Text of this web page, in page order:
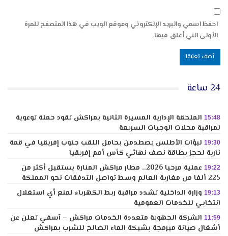
احفظ اسمي والبريد الإلكتروني وموقع الويب في هذا المتصفح للمرة
الأولى التي أعلق فيها.
24 ساعة
15:48 الملحقة الإدارية المسيرة الثانية بمراكش تقود حملة توعوية
لمراقبة محلات الوجبات السريعة
19:30 لبؤات الأطلس يصطدمن بحامل اللقب جنوب إفريقيا في قمة
نارية لحجز بطاقة نصف نهائي كأس أمم إفريقيا
19:22
عملية مرحبا 2026.. مطار مراكش المنارة يستقبل أكثر من
225 ألفا من مغاربة العالم وسط تواصل التدفقات نحو المملكة
19:13 وزارة الداخلية تشدد مراقبة ربط الكهرباء لمنع أي استغلال
انتخابي للخدمات العمومية
11:59 الشركة الجهوية متعددة الخدمات مراكش – آسفي تعلن عن
أشغال صيانة مبرمجة بشبكة الماء الصالح للشرب بمراكش